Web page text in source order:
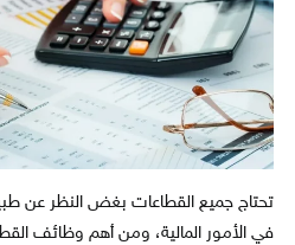
تحتاج جميع القطاعات بغض النظر عن
في الأمور المالية، ومن أهم وظائف